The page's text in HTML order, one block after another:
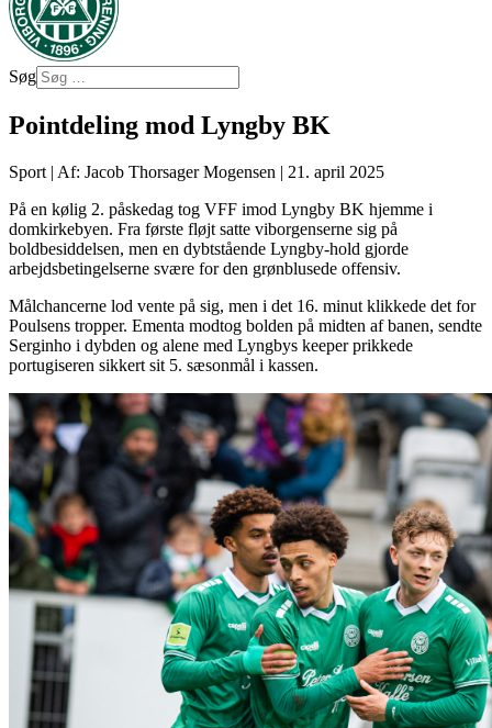
Søg
Pointdeling mod Lyngby BK
Sport | Af: Jacob Thorsager Mogensen | 21. april 2025
På en kølig 2. påskedag tog VFF imod Lyngby BK hjemme i
domkirkebyen. Fra første fløjt satte viborgenserne sig på
boldbesiddelsen, men en dybtstående Lyngby-hold gjorde
arbejdsbetingelserne svære for den grønblusede offensiv.
Målchancerne lod vente på sig, men i det 16. minut klikkede det for
Poulsens tropper. Ementa modtog bolden på midten af banen, sendte
Serginho i dybden og alene med Lyngbys keeper prikkede
portugiseren sikkert sit 5. sæsonmål i kassen.